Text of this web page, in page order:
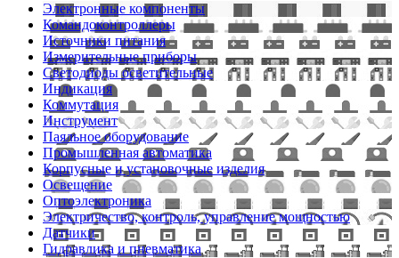
Электронные компоненты
Командоконтроллеры
Источники питания
Измерительные приборы
Светодиоды осветительные
Индикация
Коммутация
Инструмент
Паяльное оборудование
Промышленная автоматика
Корпусные и установочные изделия
Освещение
Оптоэлектроника
Электричество, контроль, управление мощностью
Датчики
Гидравлика и пневматика